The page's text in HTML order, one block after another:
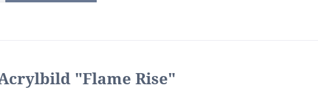
malen lassen Gutscheine
"Flame Rise"